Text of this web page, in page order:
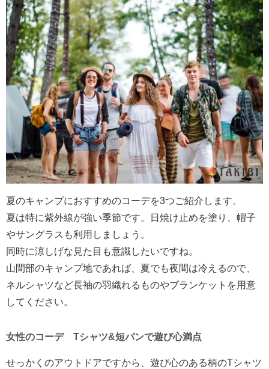
夏のキャンプにおすすめのコーデを3つご紹介します。
夏は特に紫外線が強い季節です。日焼け止めを塗り、帽子
やサングラスも利用しましょう。
同時に涼しげな見た目も意識したいですね。
山間部のキャンプ地であれば、夏でも夜間は冷えるので、
ネルシャツなど長袖の羽織れるものやブランケットを用意
してください。
女性のコーデ Tシャツ&短パンで遊び心満点
せっかくのアウトドアですから、遊び心のある柄のTシャツ